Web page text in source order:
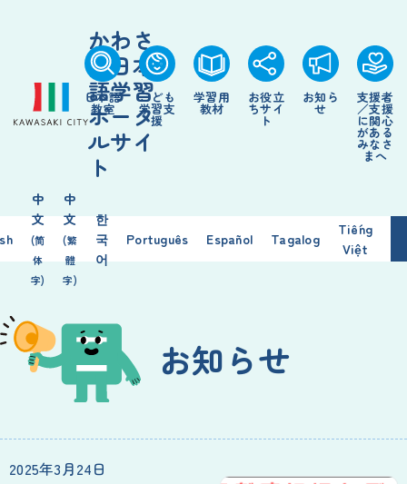
かわさ
き日本
語学習
ポータ
ルサイ
ト
日本語
教室
こども
学習支
援
学習用
教材
お役立
ちサイ
ト
お知ら
せ
支援者
／支援
に関心
がある
みなさ
まへ
中
文
(简
体
字)
中
文
(繁
體
字)
한
국
어
Português Español Tagalog
Tiếng
Việt
お知らせ
2025年3月24日